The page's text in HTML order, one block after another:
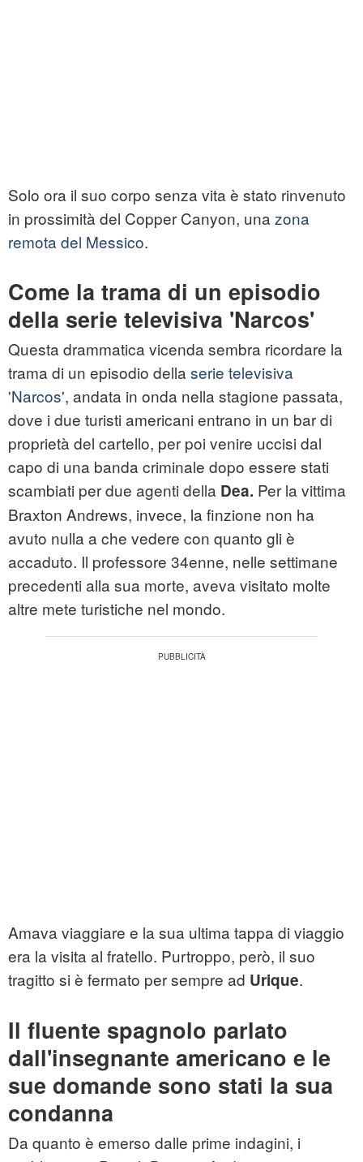
Solo ora il suo corpo senza vita è stato rinvenuto
in prossimità del Copper Canyon, una zona
remota del Messico.
Come la trama di un episodio
della serie televisiva 'Narcos'
Questa drammatica vicenda sembra ricordare la
trama di un episodio della serie televisiva
'Narcos', andata in onda nella stagione passata,
dove i due turisti americani entrano in un bar di
proprietà del cartello, per poi venire uccisi dal
capo di una banda criminale dopo essere stati
scambiati per due agenti della Dea. Per la vittima
Braxton Andrews, invece, la finzione non ha
avuto nulla a che vedere con quanto gli è
accaduto. Il professore 34enne, nelle settimane
precedenti alla sua morte, aveva visitato molte
altre mete turistiche nel mondo.
Amava viaggiare e la sua ultima tappa di viaggio
era la visita al fratello. Purtroppo, però, il suo
tragitto si è fermato per sempre ad Urique.
Il fluente spagnolo parlato
dall'insegnante americano e le
sue domande sono stati la sua
condanna
Da quanto è emerso dalle prime indagini, i